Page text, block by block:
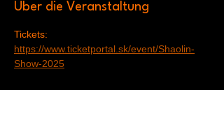
Über die Veranstaltung
Tickets:
https://www.ticketportal.sk/event/Shaolin-
Show-2025